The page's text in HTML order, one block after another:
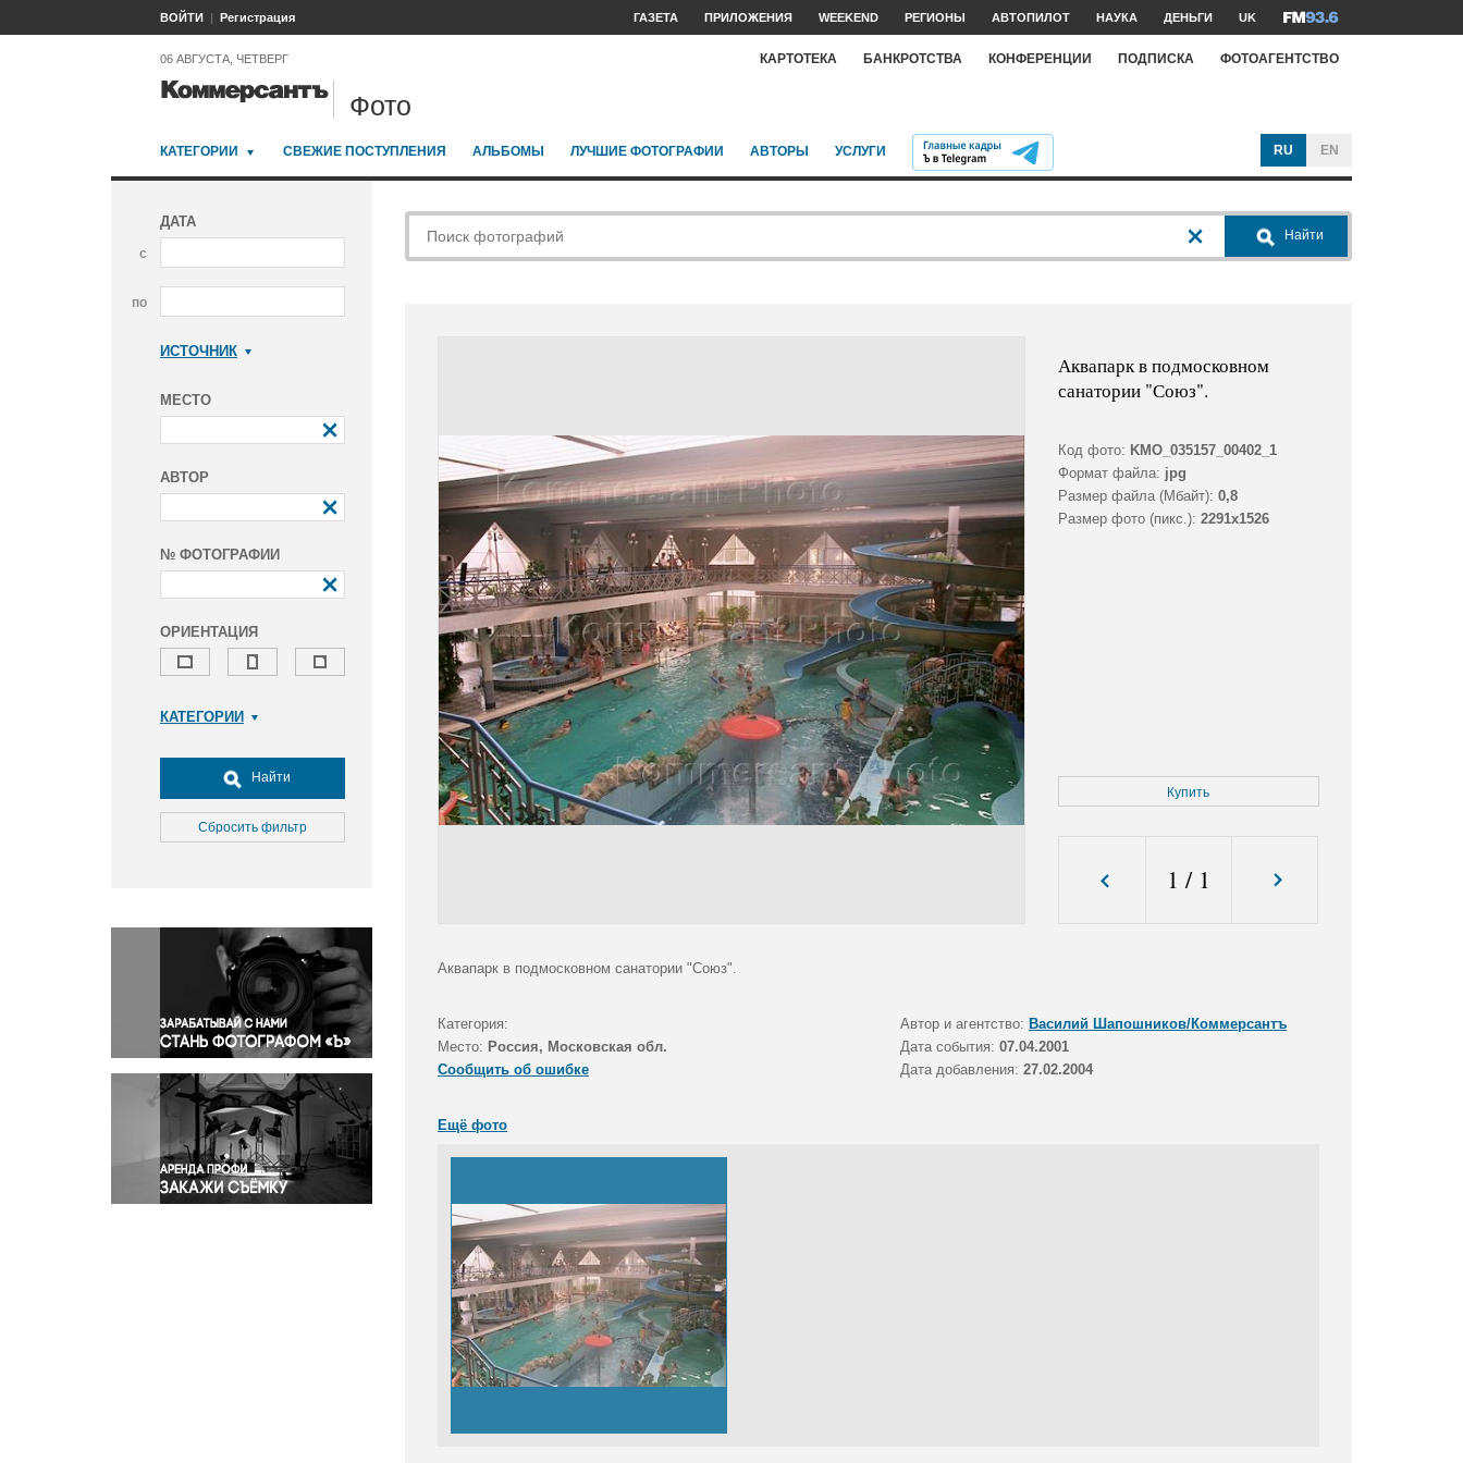
ВОЙТИ Регистрация ГАЗЕТА ПРИЛОЖЕНИЯ WEEKEND РЕГИОНЫ АВТОПИЛОТ НАУКА ДЕНЬГИ UK
06 АВГУСТА, ЧЕТВЕРГ КАРТОТЕКА БАНКРОТСТВА КОНФЕРЕНЦИИ ПОДПИСКА ФОТОАГЕНТСТВО
Фото
КАТЕГОРИИ СВЕЖИЕ ПОСТУПЛЕНИЯ АЛЬБОМЫ ЛУЧШИЕ ФОТОГРАФИИ АВТОРЫ УСЛУГИ RU EN
ДАТА
с
по
ИСТОЧНИК
МЕСТО
АВТОР
№ ФОТОГРАФИИ
ОРИЕНТАЦИЯ
КАТЕГОРИИ
Досуг, туризм и отдых
Культура
Медицина
Окружающая среда
Политика
Правосудие
Происшествия и конфликты
Религия
Светская жизнь
Спорт
Экология
Экономика и бизнес
Найти
Сбросить фильтр
Найти
Аквапарк в подмосковном
санатории "Союз".
Код фото: KMO_035157_00402_1
Формат файла: jpg
Размер файла (Мбайт): 0,8
Размер фото (пикс.): 2291x1526
Купить
1 / 1
Аквапарк в подмосковном санатории "Союз".
Категория: Автор и агентство: Василий Шапошников/Коммерсантъ
Место: Россия, Московская обл. Дата события: 07.04.2001
Сообщить об ошибке
Дата добавления: 27.02.2004
Ещё фото